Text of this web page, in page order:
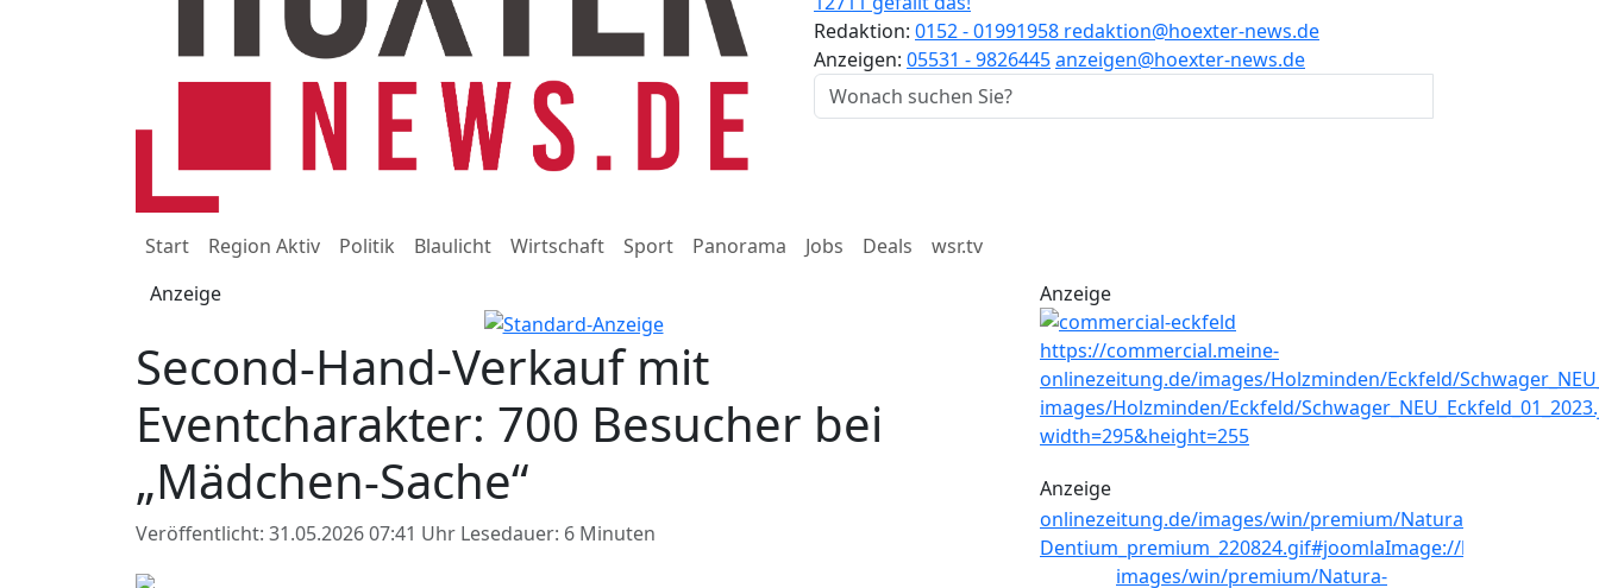
Redaktion: 0152 - 01991958 redaktion@hoexter-news.de
Anzeigen: 05531 - 9826445anzeigen@hoexter-news.de
Start Region Aktiv Politik Blaulicht Wirtschaft Sport Panorama Jobs Deals
wsr.tv
Anzeige
Second-Hand-Verkauf mit
Eventcharakter: 700 Besucher bei
„Mädchen-Sache“
Veröffentlicht: 31.05.2026 07:41 Uhr Lesedauer: 6 Minuten
Anzeige
Anzeige